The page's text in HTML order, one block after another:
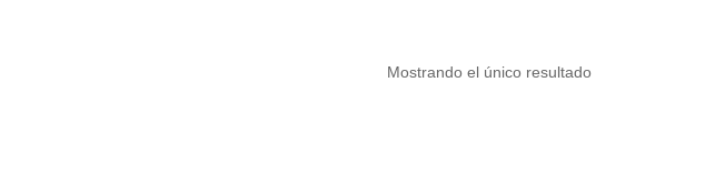
Mostrando el único resultado